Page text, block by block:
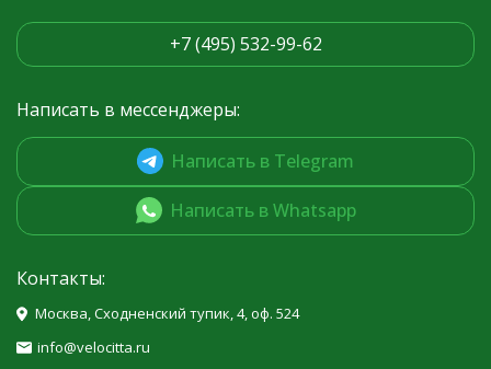
+7 (495) 532-99-62
Написать в мессенджеры:
Написать в Telegram
Написать в Whatsapp
Контакты:
Москва, Сходненский тупик, 4, оф. 524
info@velocitta.ru